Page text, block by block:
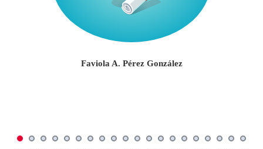
Faviola A. Pérez González